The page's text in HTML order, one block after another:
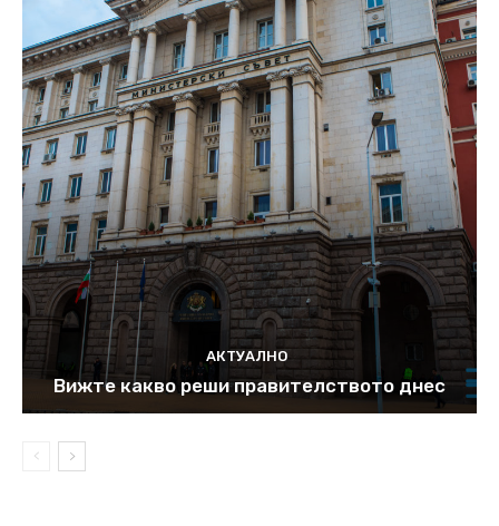
АКТУАЛНО
Вижте какво реши правителството днес